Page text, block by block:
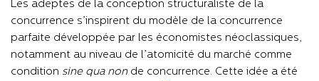
Les adeptes de la conception structuraliste de la
concurrence s’inspirent du modèle de la concurrence
parfaite développée par les économistes néoclassiques,
notamment au niveau de l’atomicité du marché comme
condition sine qua nonde concurrence. Cette idée a été